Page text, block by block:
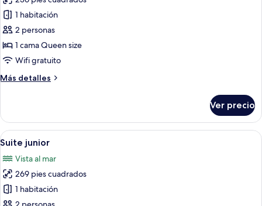
de
Suíte
deluxe
1 habitación
2 personas
1 cama Queen size
Wifi gratuito
Más detalles
Más
deluxe
Ver precio
Abrir
todas
las
fotos
de
Suite
Un baño moderno con una bañera
5
Suite junior
Vista al mar
269 pies cuadrados
1 habitación